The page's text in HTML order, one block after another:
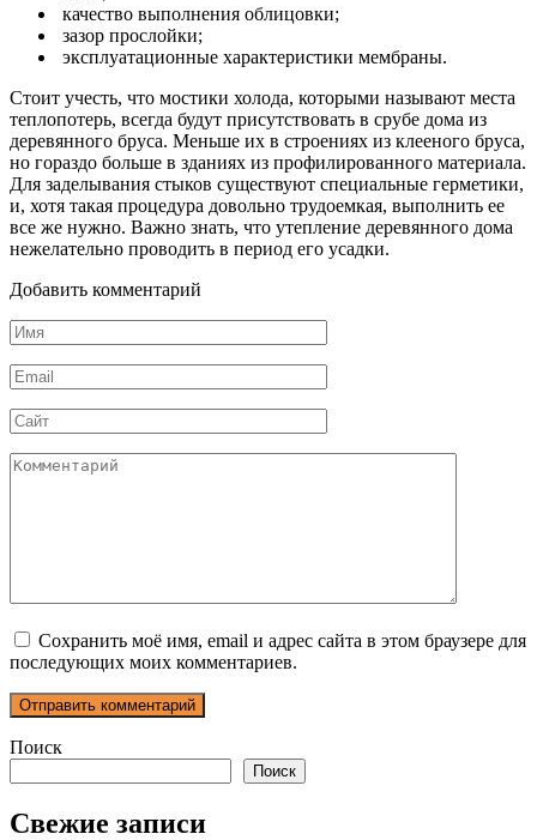
качество выполнения облицовки;
зазор прослойки;
эксплуатационные характеристики мембраны.
Стоит учесть, что мостики холода, которыми называют места
теплопотерь, всегда будут присутствовать в срубе дома из
деревянного бруса. Меньше их в строениях из клееного бруса,
но гораздо больше в зданиях из профилированного материала.
Для заделывания стыков существуют специальные герметики,
и, хотя такая процедура довольно трудоемкая, выполнить ее
все же нужно. Важно знать, что утепление деревянного дома
нежелательно проводить в период его усадки.
Добавить комментарий
Имя
*
Email
*
Сайт
Комментарий
Сохранить моё имя, email и адрес сайта в этом браузере для
последующих моих комментариев.
Поиск
Поиск
Свежие записи